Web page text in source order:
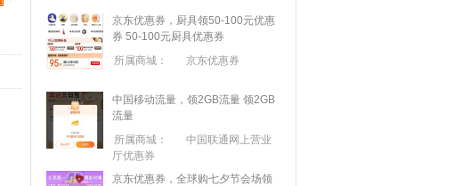
京东优惠券，厨具领50-100元优惠
券 50-100元厨具优惠券
所属商城：
京东优惠券
中国移动流量，领2GB流量 领2GB
流量
所属商城：
中国联通网上营业
厅优惠券
京东优惠券，全球购七夕节会场领